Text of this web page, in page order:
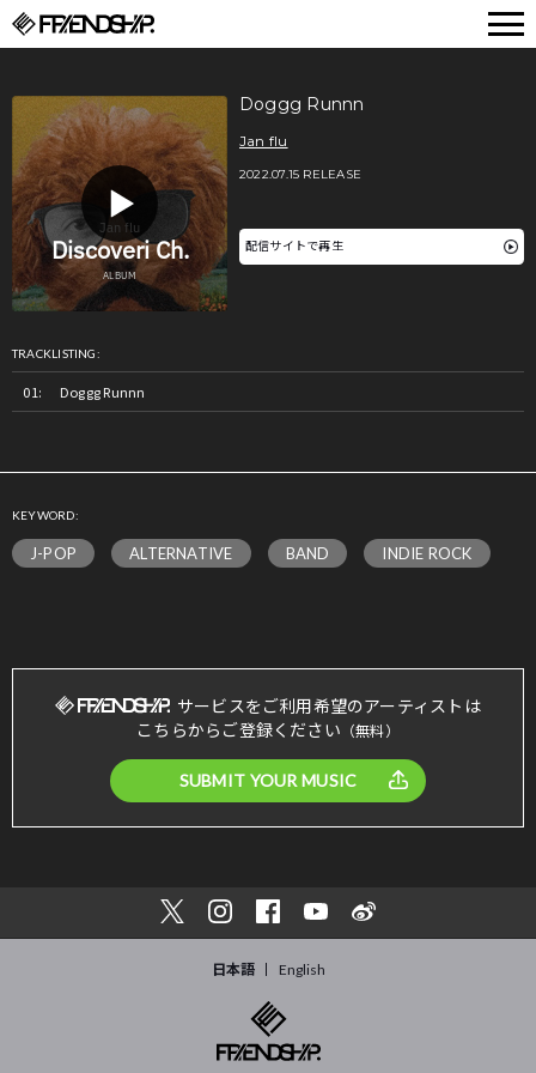
Doggg Runnn
Jan flu
2022.07.15 RELEASE
配信サイトで再生
TRACKLISTING:
Doggg Runnn
KEYWORD:
J-POP ALTERNATIVE BAND INDIE ROCK
サービスをご利用希望のアーティストは
こちらからご登録ください （無料）
SUBMIT YOUR MUSIC
日本語 English